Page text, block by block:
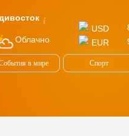
Облачно
USD
EUR
в мире Спорт